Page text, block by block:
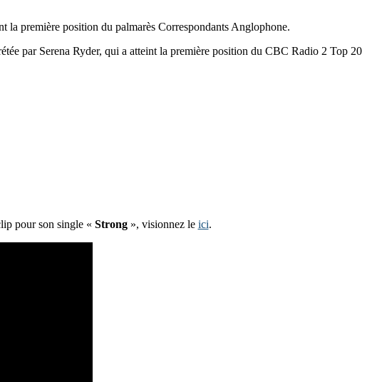
première position du palmarès Correspondants Anglophone.
par Serena Ryder, qui a atteint la première position du CBC Radio 2 Top 20
pour son single « Strong», visionnez le ici.